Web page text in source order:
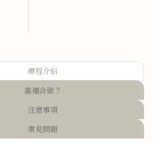
療程介紹
誰適合做？
注意事項
常見問題